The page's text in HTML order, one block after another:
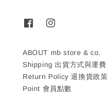
ABOUT mb store & co.
Shipping 出貨方式與運費
Return Policy 退換貨政策
Point 會員點數